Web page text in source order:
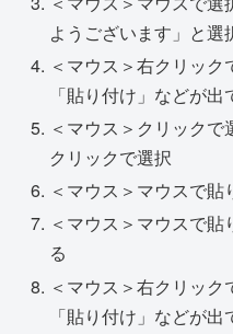
ようございます」と選
＜マウス＞右クリッ
「貼り付け」などが出
＜マウス＞クリック
クリックで選択
＜マウス＞マウスで
＜マウス＞マウスで
る
＜マウス＞右クリッ
「貼り付け」などが出